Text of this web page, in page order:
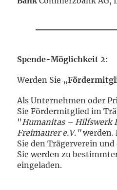
Spende-Möglichkeit 2:
Werden Sie „
Als Unternehmen oder
Sie Fördermitglied im
"Humanitas – Hilfswerk
Freimaurer e.V."werden.
Sie den Trägerverein
Sie werden zu
eingeladen.